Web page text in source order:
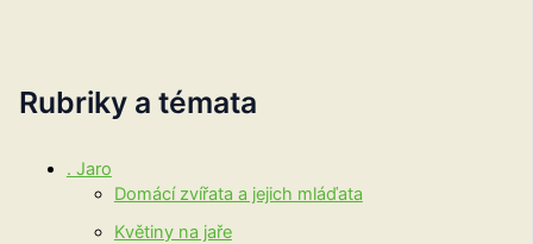
Rubriky a témata
. Jaro
Domácí zvířata a jejich mláďata
Květiny na jaře